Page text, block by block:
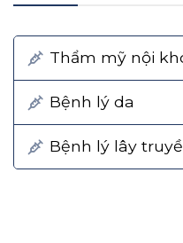
Thẩm mỹ nội
Bệnh lý da
Bệnh lý lây